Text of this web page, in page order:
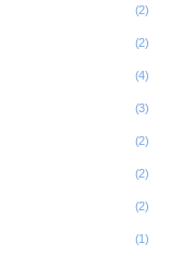
(2)
(2)
(4)
(3)
(2)
(2)
(2)
(1)